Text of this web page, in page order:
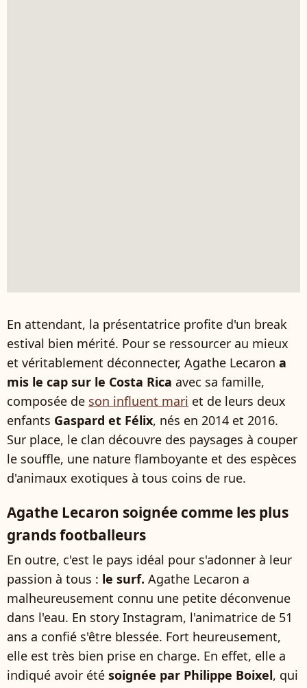
En attendant, la présentatrice profite d'un break
estival bien mérité. Pour se ressourcer au mieux
et véritablement déconnecter, Agathe Lecaron a
mis le cap sur le Costa Rica avec sa famille,
composée de son influent mari et de leurs deux
enfants Gaspard et Félix, nés en 2014 et 2016.
Sur place, le clan découvre des paysages à couper
le souffle, une nature flamboyante et des espèces
d'animaux exotiques à tous coins de rue.
Agathe Lecaron soignée comme les plus
grands footballeurs
En outre, c'est le pays idéal pour s'adonner à leur
passion à tous : le surf. Agathe Lecaron a
malheureusement connu une petite déconvenue
dans l'eau. En story Instagram, l'animatrice de 51
ans a confié s'être blessée. Fort heureusement,
elle est très bien prise en charge. En effet, elle a
indiqué avoir été soignée par Philippe Boixel, qui